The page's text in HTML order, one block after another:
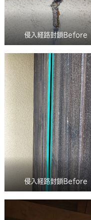
侵入経路封鎖Before
侵入経路封鎖Before